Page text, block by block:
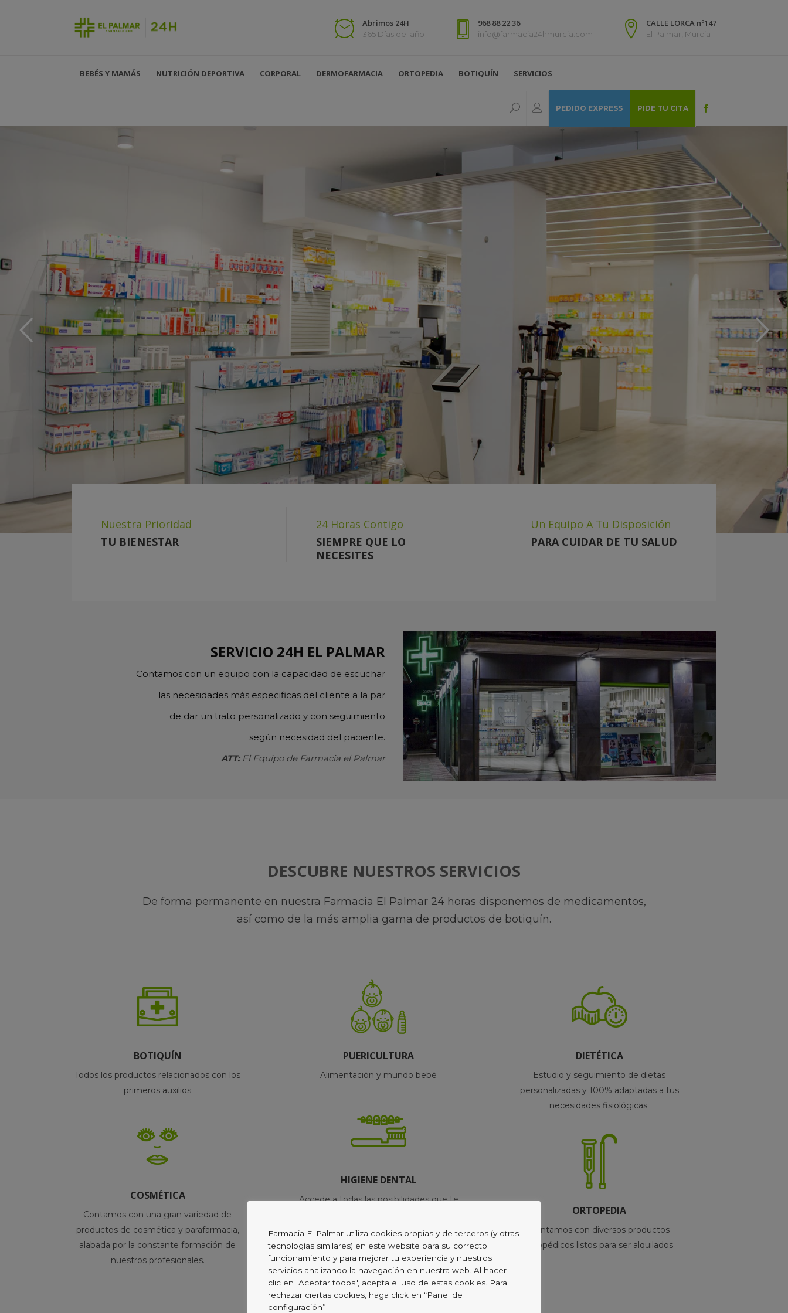
Abrimos 24H
365 Días del año
968 88 22 36
info@farmacia24hmurcia.com
CALLE LORCA nº147
El Palmar, Murcia
BEBÉS Y MAMÁS NUTRICIÓN DEPORTIVA CORPORAL DERMOFARMACIA ORTOPEDIA BOTIQUÍN SERVICIOS
PEDIDO EXPRESS PIDE TU CITA
Cada persona tiene unas necesidades alimenticias diferentes,
dependiendo tanto de sus estado de salud, como de sus hábitos.
Conscientes de ello, creamos una dieta personalizada, que además de
ayudarte a perder peso, te ayude a estar más saludable.
LEER MÁS
DIETAS
PERSONALIZADAS
Nuestra Prioridad
TU BIENESTAR
24 Horas Contigo
SIEMPRE QUE LO
NECESITES
Un Equipo A Tu Disposición
PARA CUIDAR DE TU SALUD
SERVICIO 24H EL PALMAR
Contamos con un equipo con la capacidad de escuchar
las necesidades más especificas del cliente a la par
de dar un trato personalizado y con seguimiento
según necesidad del paciente.
ATT:El Equipo de Farmacia el Palmar
DESCUBRE NUESTROS SERVICIOS
De forma permanente en nuestra Farmacia El Palmar 24 horas disponemos de medicamentos,
así como de la más amplia gama de productos de botiquín.
BOTIQUÍN
Todos los productos relacionados con los
primeros auxilios
COSMÉTICA
Contamos con una gran variedad de
productos de cosmética y parafarmacia,
alabada por la constante formación de
nuestros profesionales.
PUERICULTURA
Alimentación y mundo bebé
HIGIENE DENTAL
Accede a todas las posibilidades que te
higiene dental.
DIETÉTICA
Estudio y seguimiento de dietas
personalizadas y 100% adaptadas a tus
necesidades fisiológicas.
ORTOPEDIA
Contamos con diversos productos
ortopédicos listos para ser alquilados
Farmacia El Palmar utiliza cookies propias y de terceros (y otras
tecnologías similares) en este website para su correcto
funcionamiento y para mejorar tu experiencia y nuestros
servicios analizando la navegación en nuestra web. Al hacer
clic en "Aceptar todos", acepta el uso de estas cookies. Para
rechazar ciertas cookies, haga click en “Panel de
configuración”.